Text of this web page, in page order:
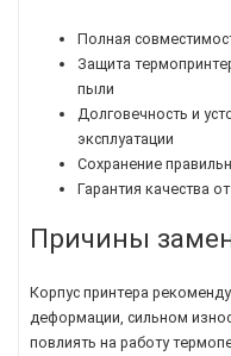
Полная
Защита
пыли
Долговечность и
эксплуатации
Сохранение
Гарантия качества
Причины
Корпус принтера
деформации, сильном
повлиять на работу